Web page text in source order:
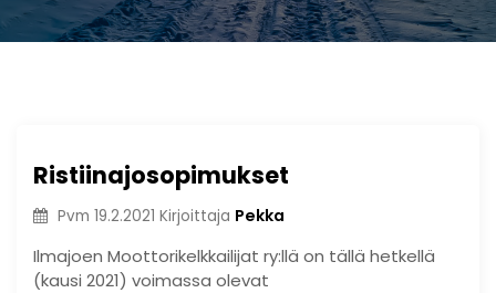
Ristiinajosopimukset
Pvm 19.2.2021 Kirjoittaja Pekka
Ilmajoen Moottorikelkkailijat ry:llä on tällä hetkellä
(kausi 2021) voimassa olevat